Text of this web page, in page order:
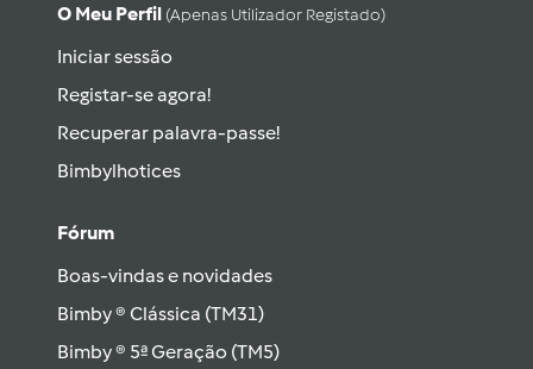
O Meu Perfil (apenas Utilizador Registado)
Iniciar sessão
Registar-se agora!
Recuperar palavra-passe!
Bimbylhotices
Fórum
Boas-vindas e novidades
Bimby ® Clássica (TM31)
Bimby ® 5ª Geração (TM5)